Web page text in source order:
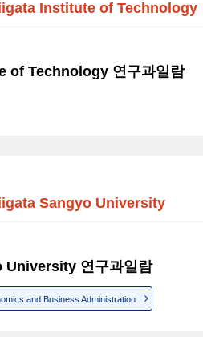
Institute of Technology
of Technology 연구과일람
Sangyo University
University 연구과일람
and Business Administration